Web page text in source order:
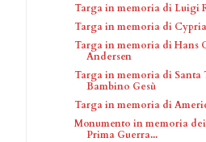
Targa in memoria di Luigi
Targa in memoria di
Targa in memoria di Hans
Andersen
Targa in memoria di Santa
Bambino Gesù
Targa in memoria di
Monumento in memoria
Prima Guerra...